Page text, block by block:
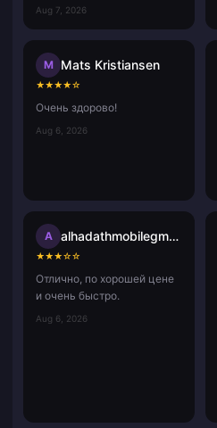
Aug 7, 2026
M Mats Kristiansen
★★★★☆
Очень здорово!
Aug 6, 2026
A alhadathmobilegmail.com
★★★☆☆
Отлично, по хорошей цене
и очень быстро.
Aug 6, 2026